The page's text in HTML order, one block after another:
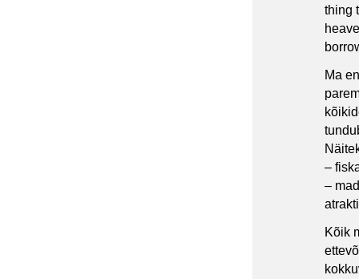
thing
Ma
–
–
Kõik